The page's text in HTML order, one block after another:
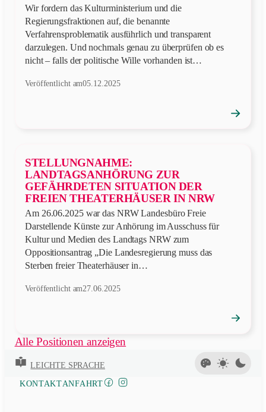
Wir fordern das Kulturministerium und die
Regierungsfraktionen auf, die benannte
Verfahrensproblematik ausführlich und transparent
darzulegen. Und nochmals genau zu überprüfen ob es
nicht – falls der politische Wille vorhanden ist…
Veröffentlicht am05.12.2025
→
STELLUNGNAHME:
LANDTAGSANHÖRUNG ZUR
GEFÄHRDETEN SITUATION DER
FREIEN THEATERHÄUSER IN NRW
Am 26.06.2025 war das NRW Landesbüro Freie
Darstellende Künste zur Anhörung im Ausschuss für
Kultur und Medien des Landtags NRW zum
Oppositionsantrag „Die Landesregierung muss das
Sterben freier Theaterhäuser in…
Veröffentlicht am27.06.2025
→
Alle Positionen anzeigen
LEICHTE SPRACHE
KONTAKTANFAHRT FACEBOOK